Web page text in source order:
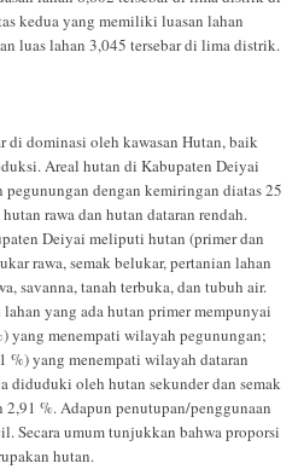
kedua yang memiliki luasan lahan
luas lahan 3,045 tersebar di lima distrik.
di dominasi oleh kawasan Hutan, baik
Areal hutan di Kabupaten Deiyai
pegunungan dengan kemiringan diatas 25
rawa dan hutan dataran rendah.
Deiyai meliputi hutan (primer dan
rawa, semak belukar, pertanian lahan
savanna, tanah terbuka, dan tubuh air.
yang ada hutan primer mempunyai
yang menempati wilayah pegunungan;
%) yang menempati wilayah dataran
diduduki oleh hutan sekunder dan semak
%. Adapun penutupan/penggunaan
Secara umum tunjukkan bahwa proporsi
hutan.